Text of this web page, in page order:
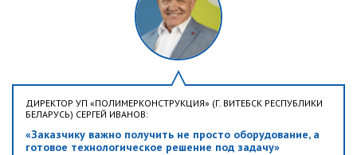
ДИРЕКТОР УП «ПОЛИМЕРКОНСТРУКЦИЯ» (Г. ВИТЕБСК РЕСПУБЛИКИ
БЕЛАРУСЬ) СЕРГЕЙ ИВАНОВ:
«Заказчику важно получить не просто оборудование, а
готовое технологическое решение под задачу»